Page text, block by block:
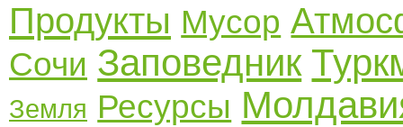
Продукты Мусор
Сочи Заповедник
Земля Ресурсы